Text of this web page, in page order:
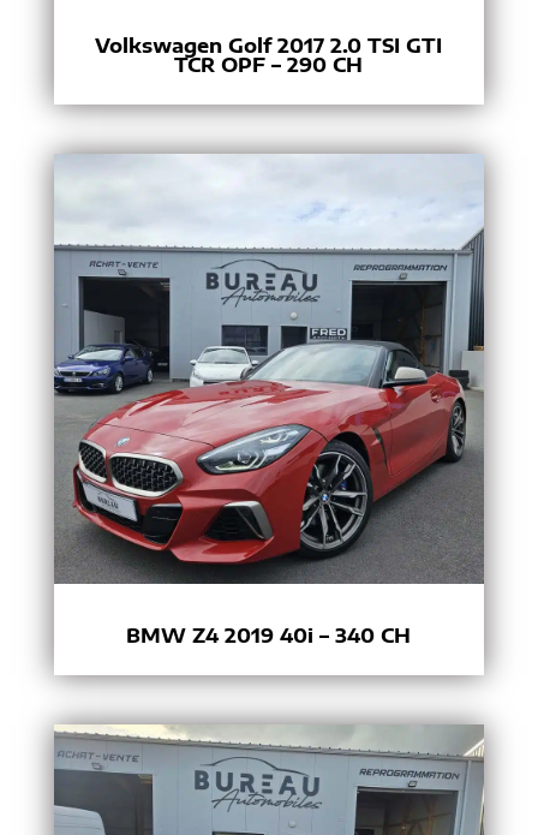
Volkswagen Golf 2017 2.0 TSI GTI
TCR OPF – 290 CH
BMW Z4 2019 40i – 340 CH